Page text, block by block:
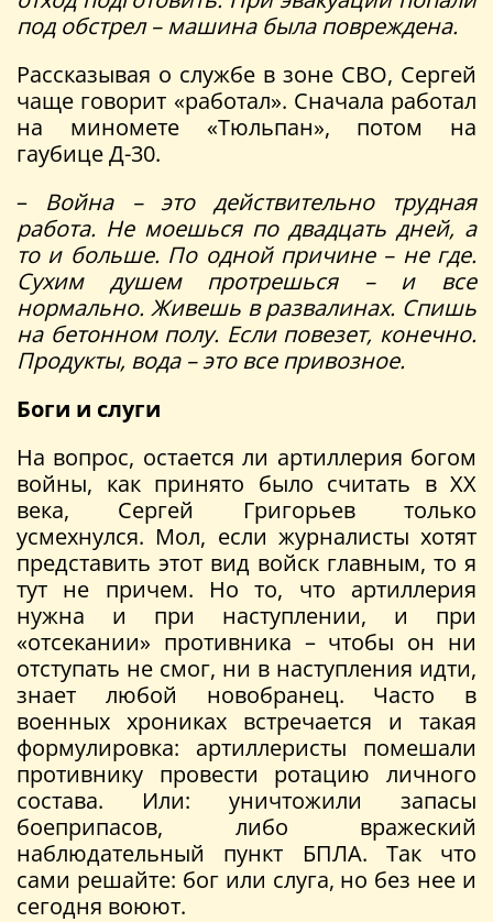
под обстрел – машина была повреждена.
Рассказывая о службе в зоне СВО, Сергей
чаще говорит «работал». Сначала работал
на миномете «Тюльпан», потом на
гаубице Д-30.
– Война – это действительно трудная
работа. Не моешься по двадцать дней, а
то и больше. По одной причине – не где.
Сухим душем протрешься – и все
нормально. Живешь в развалинах. Спишь
на бетонном полу. Если повезет, конечно.
Продукты, вода – это все привозное.
Боги и слуги
На вопрос, остается ли артиллерия богом
войны, как принято было считать в ХХ
века, Сергей Григорьев только
усмехнулся. Мол, если журналисты хотят
представить этот вид войск главным, то я
тут не причем. Но то, что артиллерия
нужна и при наступлении, и при
«отсекании» противника – чтобы он ни
отступать не смог, ни в наступления идти,
знает любой новобранец. Часто в
военных хрониках встречается и такая
формулировка: артиллеристы помешали
противнику провести ротацию личного
состава. Или: уничтожили запасы
боеприпасов, либо вражеский
наблюдательный пункт БПЛА. Так что
сами решайте: бог или слуга, но без нее и
сегодня воюют.